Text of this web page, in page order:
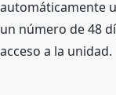
automáticamente
un número de 48
acceso a la unidad.